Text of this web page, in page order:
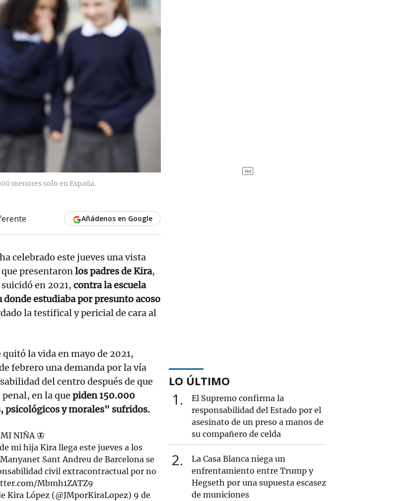
menores solo en España.
Añádenos en Google
celebrado este jueves una vista
presentaronlos padres de Kira,
en 2021, contra la escuela
estudiaba por presunto acoso
la testifical y pericial de cara al
la vida en mayo de 2021,
febrero una demanda por la vía
del centro después de que
en la que piden 150.000
psicológicos y morales" sufridos.
NIÑA 🦋
mi hija Kira llega este jueves a los
Sant Andreu de Barcelona se
civil extracontractual por no
Mbmh1ZATZ9
Kira López (@JMporKiraLopez) 9 de
LO ÚLTIMO
1
El Supremo confirma la
responsabilidad del Estado por el
asesinato de un preso a manos de
su compañero de celda
2
La Casa Blanca niega un
enfrentamiento entre Trump y
Hegseth por una supuesta escasez
de municiones